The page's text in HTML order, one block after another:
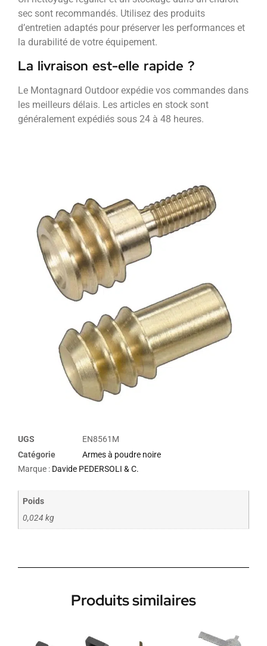
sec sont recommandés. Utilisez des produits
d’entretien adaptés pour préserver les performances et
la durabilité de votre équipement.
La livraison est-elle rapide ?
Le Montagnard Outdoor expédie vos commandes dans
les meilleurs délais. Les articles en stock sont
généralement expédiés sous 24 à 48 heures.
UGS
EN8561M
Catégorie
Armes à poudre noire
Marque : Davide PEDERSOLI & C.
Poids
0,024 kg
Produits similaires